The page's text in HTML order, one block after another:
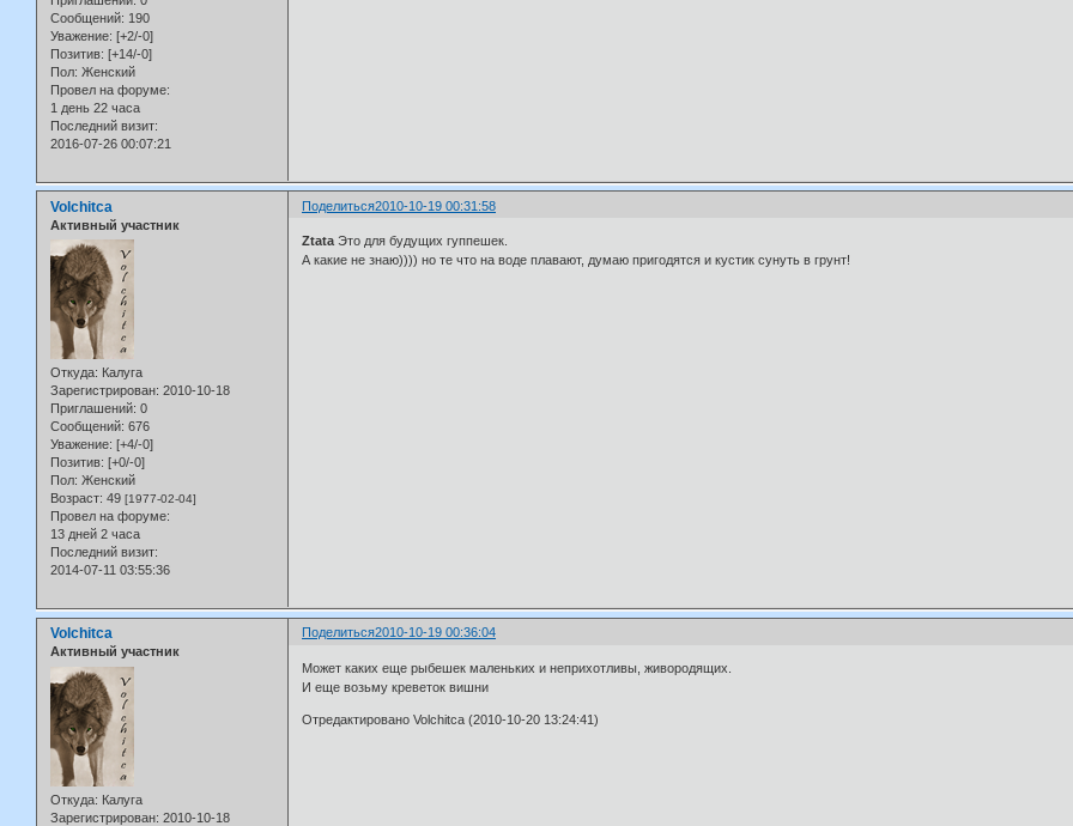
Сообщений: 190
Уважение: [+2/-0]
Позитив: [+14/-0]
Пол: Женский
Провел на форуме:
1 день 22 часа
Последний визит:
2016-07-26 00:07:21
Поделиться2010-10-19 00:31:58
Volchitca
Активный участник
Откуда: Калуга
Зарегистрирован: 2010-10-18
Приглашений: 0
Сообщений: 676
Уважение: [+4/-0]
Позитив: [+0/-0]
Пол: Женский
Возраст: 49 [1977-02-04]
Провел на форуме:
13 дней 2 часа
Последний визит:
2014-07-11 03:55:36
ZtataЭто для будущих гуппешек.
А какие не знаю)))) но те что на воде плавают, думаю пригодятся и кустик сунуть в грунт!
Поделиться2010-10-19 00:36:04
Volchitca
Активный участник
Откуда: Калуга
Зарегистрирован: 2010-10-18
Может каких еще рыбешек маленьких и неприхотливы, живородящих.
И еще возьму креветок вишни
Отредактировано Volchitca (2010-10-20 13:24:41)